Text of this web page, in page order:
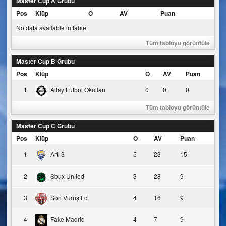
Pos
Klüp O AV Puan
No data available in table
Tüm tabloyu görüntüle
Master Cup B Grubu
Pos
Klüp O AV Puan
1 Altay Futbol Okulları 0 0 0
Tüm tabloyu görüntüle
Master Cup C Grubu
Pos
Klüp O AV Puan
1 Artı 3 5 23 15
2 Sbux United 3 28 9
3 Son Vuruş Fc 4 16 9
4 Fake Madrid 4 7 9